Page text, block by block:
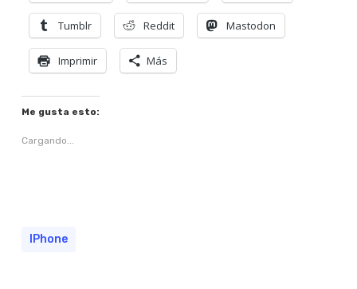
Tumblr Reddit Mastodon
Imprimir Más
Me gusta esto:
Cargando...
IPhone